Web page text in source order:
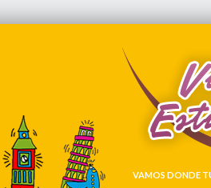
VAMOS DONDE